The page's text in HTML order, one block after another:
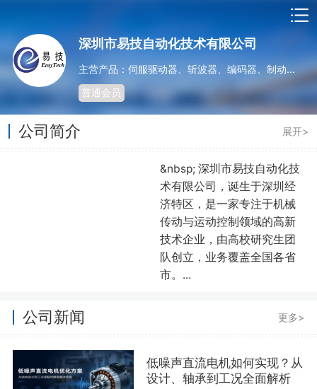
深圳市易技自动化技术有限公司
主营产品：伺服驱动器、斩波器、编码器、制动器等核心控制部件
普通会员
公司简介 展开>
&nbsp; 深圳市易技自动化技
术有限公司，诞生于深圳经
济特区，是一家专注于机械
传动与运动控制领域的高新
技术企业，由高校研究生团
队创立，业务覆盖全国各省
市。...
公司新闻 更多>
低噪声直流电机如何实现？从
设计、轴承到工况全面解析